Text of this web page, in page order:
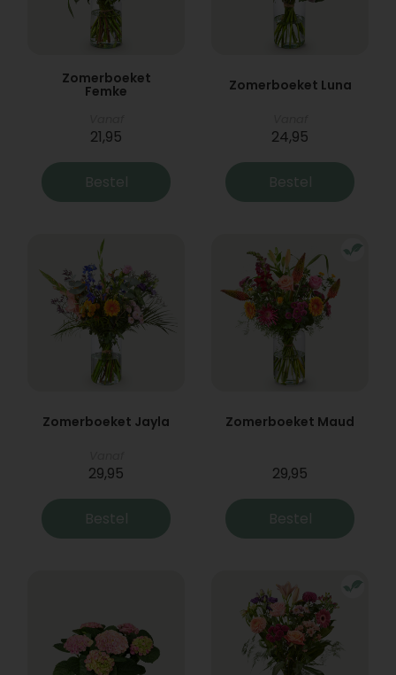
Zomerboeket
Femke
21,95
Bestel
Zomerboeket Luna
24,95
Bestel
Zomerboeket Jayla
29,95
Bestel
Zomerboeket Maud
29,95
Bestel